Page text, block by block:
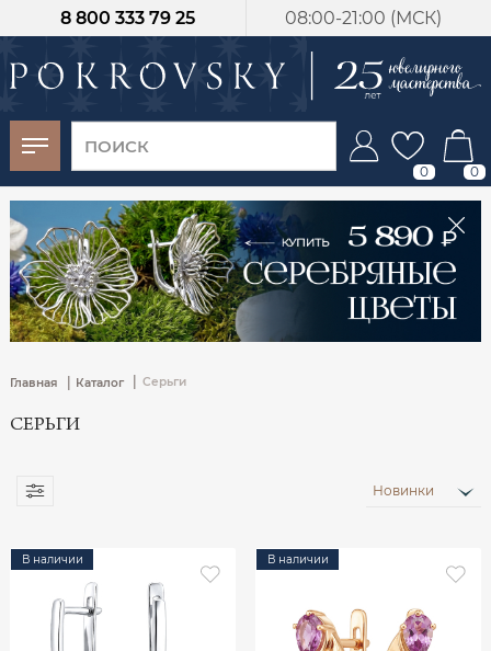
08:00-21:00 (МСК)
8 800 333 79 25
0 0
Главная | Каталог Серьги
СЕРЬГИ
Новинки
В наличии В наличии
-30%
от 15 дней с
момента оплаты